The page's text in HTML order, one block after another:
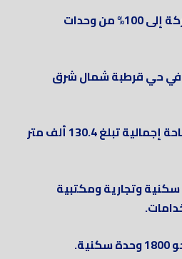
وبذلك ترتفع ملكية الشركة إلى 100% من وحدات
مشروع “قرطبة 2” في حي قرطبة شمال شرق
ويمتد المشروع على مساحة إجمالية تبلغ 130.4 ألف متر
وتجارية ومكتبية